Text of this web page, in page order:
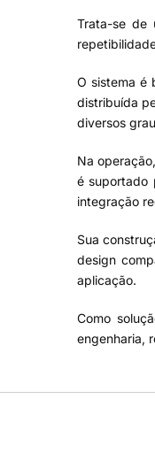
Trata-se de
O sistema é
distribuída
diversos
Na
é suportado
integração
Sua
design
aplicação.
Como
engenharia,